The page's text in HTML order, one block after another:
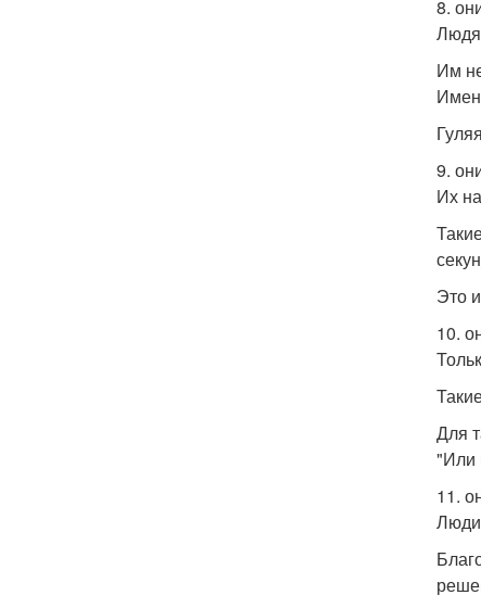
8.
Им
9.
Их
Это
10.
Для
"Или
11.
Люди